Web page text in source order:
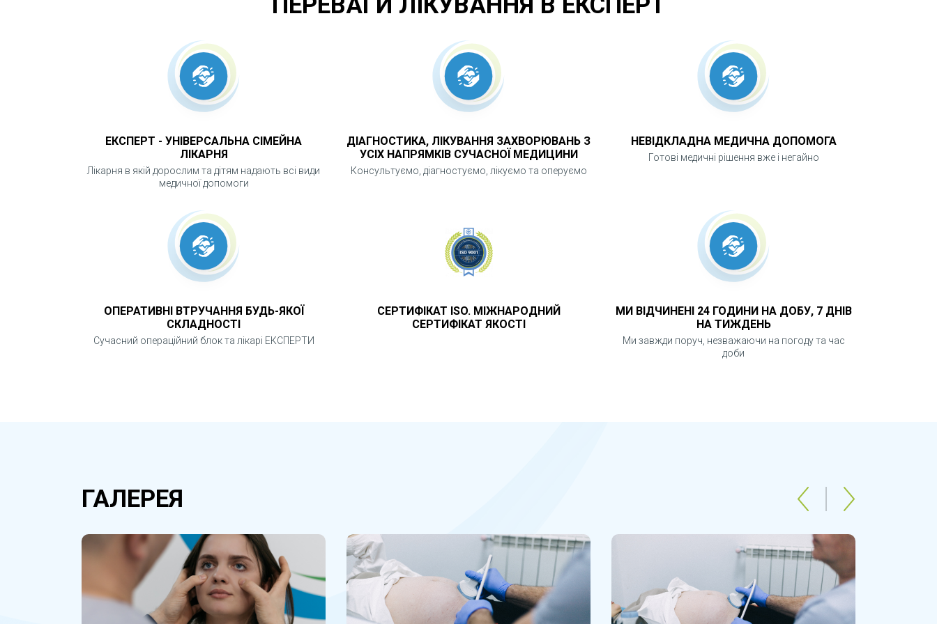
ЕКСПЕРТ - УНІВЕРСАЛЬНА СІМЕЙНА
ЛІКАРНЯ
Лікарня в якій дорослим та дітям надають всі види
медичної допомоги
ДІАГНОСТИКА, ЛІКУВАННЯ ЗАХВОРЮВАНЬ З
УСІХ НАПРЯМКІВ СУЧАСНОЇ МЕДИЦИНИ
Консультуємо, діагностуємо, лікуємо та оперуємо
НЕВІДКЛАДНА МЕДИЧНА ДОПОМОГА
Готові медичні рішення вже і негайно
ОПЕРАТИВНІ ВТРУЧАННЯ БУДЬ-ЯКОЇ
СКЛАДНОСТІ
Сучасний операційний блок та лікарі ЕКСПЕРТИ
СЕРТИФІКАТ ISO. МІЖНАРОДНИЙ
СЕРТИФІКАТ ЯКОСТІ
МИ ВІДЧИНЕНІ 24 ГОДИНИ НА ДОБУ, 7 ДНІВ
НА ТИЖДЕНЬ
Ми завжди поруч, незважаючи на погоду та час
доби
ГАЛЕРЕЯ